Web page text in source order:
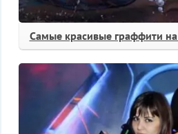
Самые красивые граффити